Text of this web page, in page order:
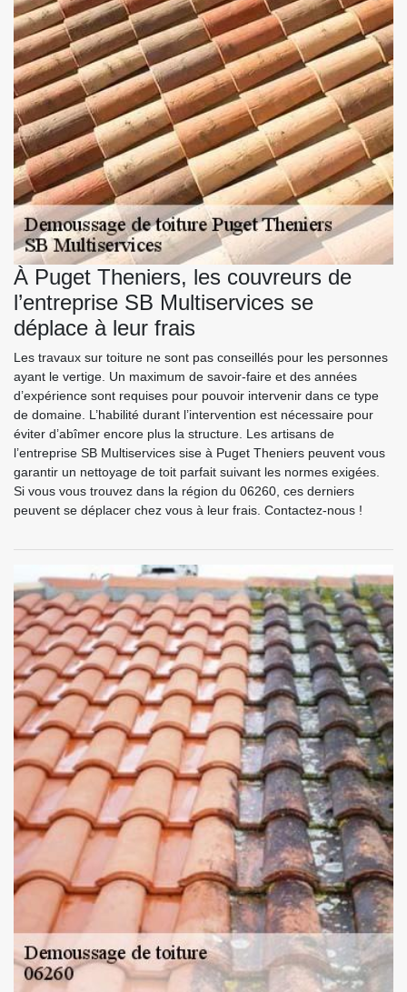
À Puget Theniers, les couvreurs de
l’entreprise SB Multiservices se
déplace à leur frais
Les travaux sur toiture ne sont pas conseillés pour les personnes
ayant le vertige. Un maximum de savoir-faire et des années
d’expérience sont requises pour pouvoir intervenir dans ce type
de domaine. L’habilité durant l’intervention est nécessaire pour
éviter d’abîmer encore plus la structure. Les artisans de
l’entreprise SB Multiservices sise à Puget Theniers peuvent vous
garantir un nettoyage de toit parfait suivant les normes exigées.
Si vous vous trouvez dans la région du 06260, ces derniers
peuvent se déplacer chez vous à leur frais. Contactez-nous !